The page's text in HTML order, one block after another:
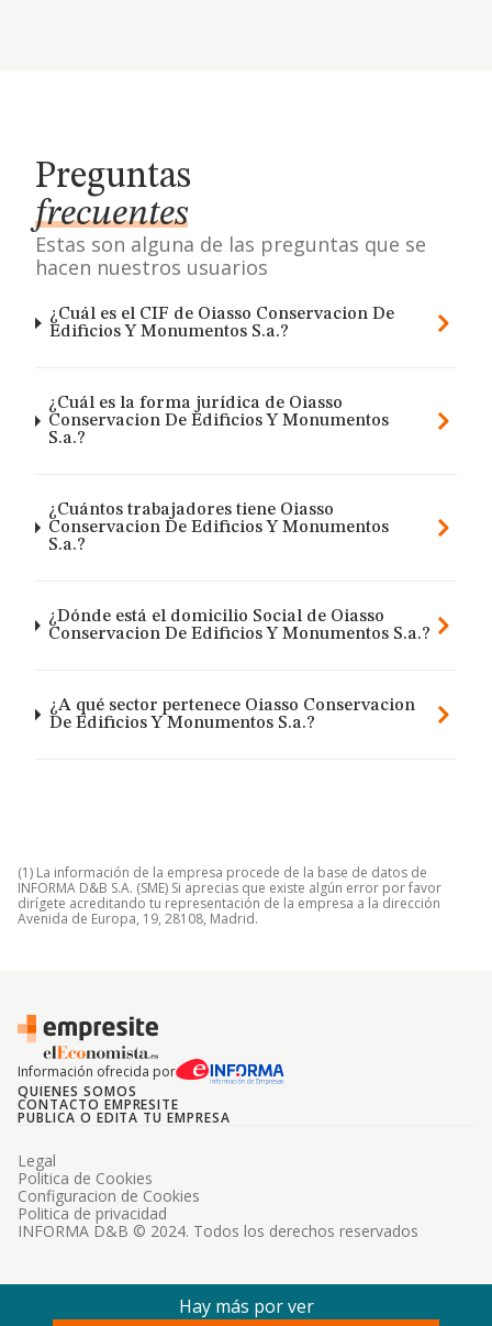
Preguntas
frecuentes
Estas son alguna de las preguntas que se
hacen nuestros usuarios
¿Cuál es el CIF de Oiasso Conservacion De
Edificios Y Monumentos S.a.?
¿Cuál es la forma jurídica de Oiasso
Conservacion De Edificios Y Monumentos
S.a.?
¿Cuántos trabajadores tiene Oiasso
Conservacion De Edificios Y Monumentos
S.a.?
¿Dónde está el domicilio Social de Oiasso
Conservacion De Edificios Y Monumentos S.a.?
¿A qué sector pertenece Oiasso Conservacion
De Edificios Y Monumentos S.a.?
(1) La información de la empresa procede de la base de datos de
INFORMA D&B S.A. (SME) Si aprecias que existe algún error por favor
dirígete acreditando tu representación de la empresa a la dirección
Avenida de Europa, 19, 28108, Madrid.
Información ofrecida por
QUIENES SOMOS
CONTACTO EMPRESITE
PUBLICA O EDITA TU EMPRESA
INFORMA D&B © 2024. Todos los derechos reservados
Legal
Politica de Cookies
Configuracion de Cookies
Politica de privacidad
Hay más por ver